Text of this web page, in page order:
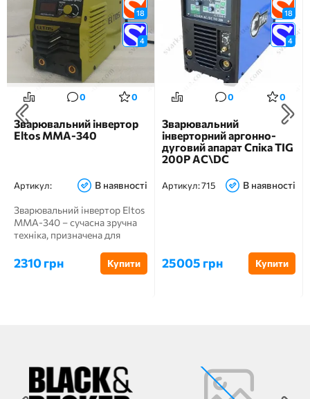
18
4
0 0
Зварювальний інвертор
Eltos MMA-340
Артикул: В наявності
Зварювальний інвертор Eltos
MMA-340 – сучасна зручна
техніка, призначена для
2310 грн Купити
18
4
0 0
Зварювальний
інверторний аргонно-
дуговий апарат Спіка TIG
200P AC\DC
Артикул:715 В наявності
25005 грн Купити